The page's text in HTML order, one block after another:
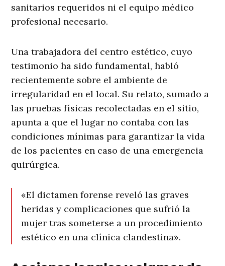
sanitarios requeridos ni el equipo médico
profesional necesario.
Una trabajadora del centro estético, cuyo
testimonio ha sido fundamental, habló
recientemente sobre el ambiente de
irregularidad en el local. Su relato, sumado a
las pruebas físicas recolectadas en el sitio,
apunta a que el lugar no contaba con las
condiciones mínimas para garantizar la vida
de los pacientes en caso de una emergencia
quirúrgica.
«El dictamen forense reveló las graves
heridas y complicaciones que sufrió la
mujer tras someterse a un procedimiento
estético en una clínica clandestina».